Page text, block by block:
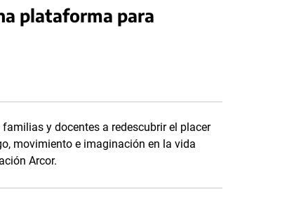
plataforma para
y docentes a redescubrir el placer
movimiento e imaginación en la vida
Arcor.